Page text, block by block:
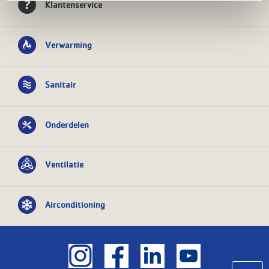
Klantenservice
Verwarming
Sanitair
Onderdelen
Ventilatie
Airconditioning